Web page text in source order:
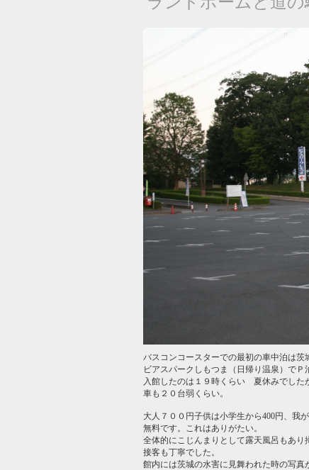
バスコンコースターでの最初の車中泊は茨
ビアスパークしもつま（日帰り温泉）でＰ
入館したのは１９時くらい 夏休みでした
車も２０台弱くらい。
大人７００円子供は小学生から400円、我
無料です。これはありがたい。
全体的にこじんまりとして露天風呂もあり
接客も丁寧でした。
館内には茨城の水害に見舞われた時の写真